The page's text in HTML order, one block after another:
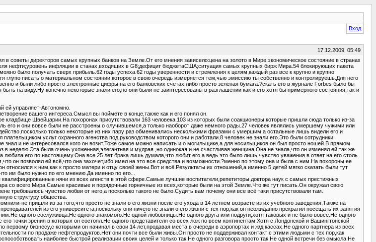
Вход
17.12.2009, 05:49
советы директоров самых крупных банков на Земле.От его мнения зависело:цена на золото в Мире;экономическое состояние в странах
нефти;уровень инфляции в станах,входящих в G8;дефицит бюджетаСША;ситуация самых крупных бирж Мира.54 блокирующих пакета
было получать сверх прибыль.62 годы успеха.62 годы уверенности и стремления к целям,каждый раз все к крупно и крупно
писать о материальном состоянии,которое в свою очередь измеряется тем,чью эмиссию ты собственно и контролируешь.Для него
и были либо просто электронные цифры на его банковских счетах либо просто зеленая бумага.?скать его в журнале Forbes было бы
на виду.Ну конечно некоторые знали его,но они были не заинтересованы в разглашении как и его хотя бы примерного состояния,так и
ей управляет-Автономно.
вашего интереса.Смысл вы поймете в конце,также как и его понял он.
Швейцарии.На похоронах присутствовали 163 человека.103 из которых были соакционеры,которые пришли сюда только из-за
его и они вовсе были не расстроены о случившемся,а только наоборот даже немного рады.27 человек являлись умершему чужими или
только некоторые из них пару раз обменивались несколькими фразами с умершим,а остальные лишь видели его и
услуг охранного агенства под руководством которого они и работали.8 человек не знали его.Это были сотрудники
и не интересовался кого он возит.Тоже самое можно написать и о могильщике,а для носильщиков он был просто ношей.В прямом
неделю.Эта была очень ухоженная,элегантная и мудрая ,но одинокая,и не счастливая женщина.Она не знала,что он изменял ей,так же
его по настоящему.Она все 25 лет брака лишь думала,что любит его,а ведь это было лишь чувство уважения в ответ на его столь
он позволял ей всё,что она захочет,ибо имел на это все средства и возможности.?менно по этому она и была с ним.На похороны ее
к ним,как к просто матери и отцу своей жены.Вот и всё.Результаты их отношений,а именно 5 детей мягко сказать были тут
им было нужно по его мнению.Да именно по его...
няни из всех агенств в этой сфере.Самые лучшие воспитатели,репетиторы,доктора наук с самых престижных
со всего Мира.Самые красивые и порядочные горничные из всех,которые были на этой Земле.Что же тут писать.Он окружал свою
чувство любви от него,а посколько такого не было.Судить вам почему они все всё таки присутствовали там.
структуру общества.
не пришли из за того,что просто не знали о его жизни после его ухода в 14 летнем возрасте из их учебного заведения.Также на
из его университета,поскольку они ничего не знали о его жизни с тех пор,как он неожиданно прекратил посещать их занятия
одного сослуживца.Не одного знакомого.Не одной любовницы.Не одного друга или подруги,хотя таковых и не было вовсе.Не одного
точки зрения в которых он состоял.Не одного представителя со всех лож по всем континентам.Хотя с Лондонской и Вашингтонской
бизнесу,с которыми он начинал в свои 14 лет,продавая места в очереди в аэропортах и ж/д кассах.Не одного партнера из всех
по продаже нефтепродуктов.Нет они почти все были живы.Он просто не поддерживал контакт с этими людьми с тех пор,как
наиболее быстрой реализации своих целей и только так.Не одного разговора просто так.Не одной встречи без смысла.Не